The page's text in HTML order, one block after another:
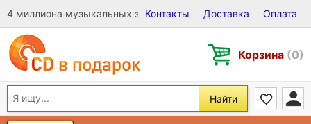
4 миллиона музыкальных записей на Виниле, CD и DVD
Контакты Доставка Оплата
Корзина (0)
Найти